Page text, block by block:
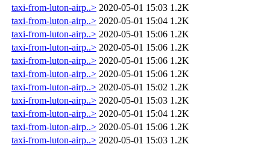
taxi-from-luton-airp..> 2020-05-01 15:03 1.2K
taxi-from-luton-airp..> 2020-05-01 15:04 1.2K
taxi-from-luton-airp..> 2020-05-01 15:06 1.2K
taxi-from-luton-airp..> 2020-05-01 15:06 1.2K
taxi-from-luton-airp..> 2020-05-01 15:06 1.2K
taxi-from-luton-airp..> 2020-05-01 15:06 1.2K
taxi-from-luton-airp..> 2020-05-01 15:02 1.2K
taxi-from-luton-airp..> 2020-05-01 15:03 1.2K
taxi-from-luton-airp..> 2020-05-01 15:04 1.2K
taxi-from-luton-airp..> 2020-05-01 15:06 1.2K
taxi-from-luton-airp..> 2020-05-01 15:03 1.2K